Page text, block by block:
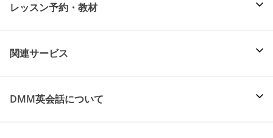
レッスン予約・教材
関連サービス
DMM英会話について